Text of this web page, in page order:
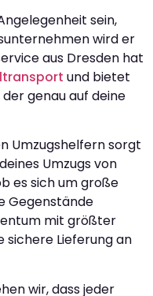
sein,
wird er
aus Dresden hat
und bietet
genau auf deine
Umzugshelfern sorgt
Umzugs von
es sich um große
Gegenstände
mit größter
sichere Lieferung an
wir, dass jeder